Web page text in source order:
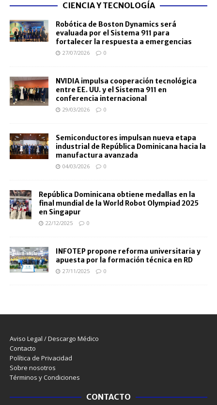
CIENCIA Y TECNOLOGÍA
Robótica de Boston Dynamics será
evaluada por el Sistema 911 para
fortalecer la respuesta a emergencias
27/07/2026 0
NVIDIA impulsa cooperación tecnológica
entre EE. UU. y el Sistema 911 en
conferencia internacional
29/03/2026 0
Semiconductores impulsan nueva etapa
industrial de República Dominicana hacia la
manufactura avanzada
04/03/2026 0
República Dominicana obtiene medallas en la
final mundial de la World Robot Olympiad 2025
en Singapur
22/12/2025 0
INFOTEP propone reforma universitaria y
apuesta por la formación técnica en RD
27/11/2025 0
Aviso Legal / Descargo Médico
Contacto
Política de Privacidad
Sobre nosotros
Términos y Condiciones
CONTACTO